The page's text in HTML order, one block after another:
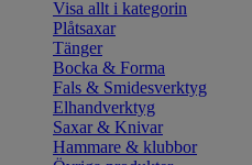
Visa allt i kategorin
Plåtsaxar
Tänger
Bocka & Forma
Fals & Smidesverktyg
Elhandverktyg
Saxar & Knivar
Hammare & klubbor